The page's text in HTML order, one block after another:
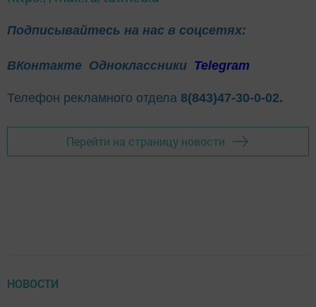
Подписывайтесь на нас в соцсетях:
ВКонтакте Одноклассники Telegram
Телефон рекламного отдела 8(843)47-30-0-02.
Перейти на страницу новости
НОВОСТИ